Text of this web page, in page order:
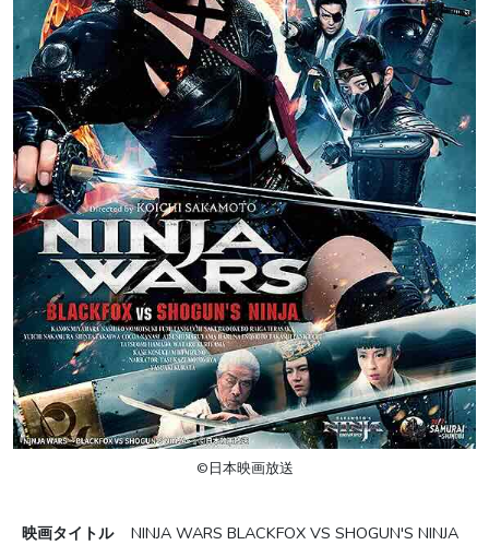
©日本映画放送
映画タイトル
NINJA WARS BLACKFOX VS SHOGUN'S NINJA